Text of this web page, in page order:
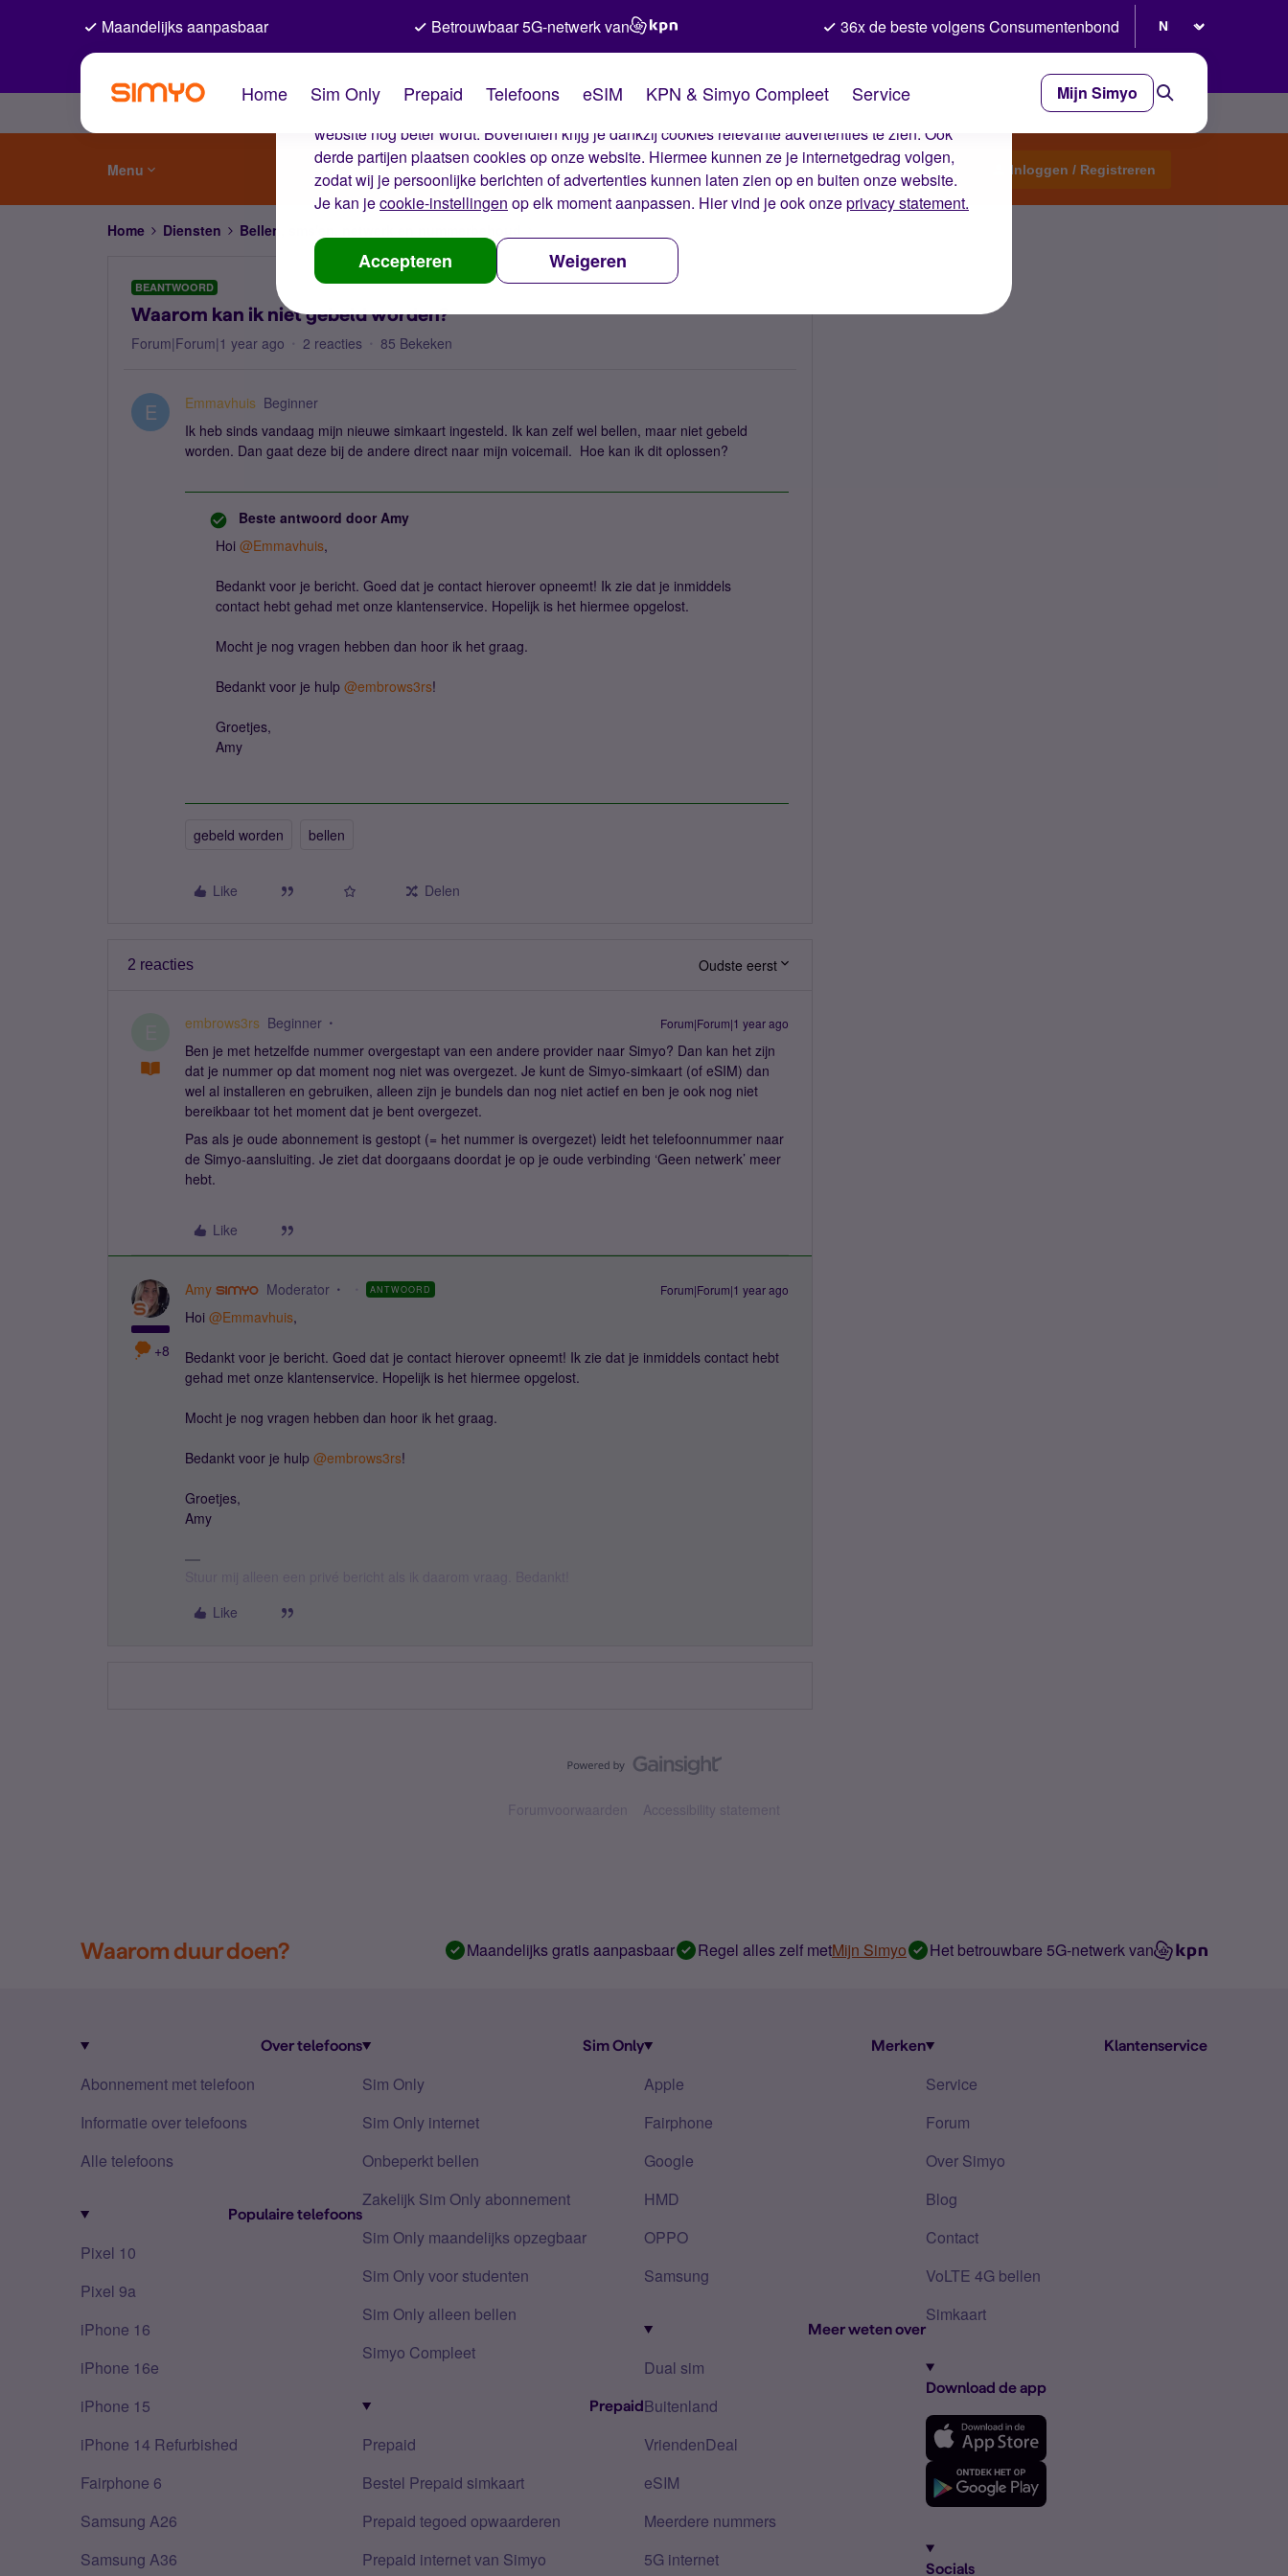
De cookies van Simyo
Wij gebruiken cookies op onze website. Met deze cookies zorgen wij ervoor dat je ervaring op de
website nog beter wordt. Bovendien krijg je dankzij cookies relevante advertenties te zien. Ook
derde partijen plaatsen cookies op onze website. Hiermee kunnen ze je internetgedrag volgen,
zodat wij je persoonlijke berichten of advertenties kunnen laten zien op en buiten onze website.
Je kan jecookie-instellingen op elk moment aanpassen. Hier vind je ook onzeprivacy statement.
Accepteren Weigeren
Maandelijks aanpasbaar Betrouwbaar 5G-netwerk van 36x de beste volgens Consumentenbond
Home Sim Only Prepaid Telefoons eSIM KPN & Simyo Compleet Service Mijn Simyo
Menu Start een topic Inloggen / Registreren
Home Diensten Bellen, sms'en, netwerk en nummerbehoud
BEANTWOORD
Waarom kan ik niet gebeld worden?
Forum|Forum|1 year ago 2 reacties 85 Bekeken
E Emmavhuis Beginner
Ik heb sinds vandaag mijn nieuwe simkaart ingesteld. Ik kan zelf wel bellen, maar niet gebeld
worden. Dan gaat deze bij de andere direct naar mijn voicemail. Hoe kan ik dit oplossen?
Beste antwoord door Amy
Hoi @Emmavhuis,
Bedankt voor je bericht. Goed dat je contact hierover opneemt! Ik zie dat je inmiddels
contact hebt gehad met onze klantenservice. Hopelijk is het hiermee opgelost.
Mocht je nog vragen hebben dan hoor ik het graag.
Bedankt voor je hulp @embrows3rs!
Groetjes,
Amy
gebeld worden bellen
Like Delen
2 reacties Oudste eerst
embrows3rs Beginner Forum|Forum|1 year ago
Ben je met hetzelfde nummer overgestapt van een andere provider naar Simyo? Dan kan het zijn
dat je nummer op dat moment nog niet was overgezet. Je kunt de Simyo-simkaart (of eSIM) dan
wel al installeren en gebruiken, alleen zijn je bundels dan nog niet actief en ben je ook nog niet
bereikbaar tot het moment dat je bent overgezet.
Pas als je oude abonnement is gestopt (= het nummer is overgezet) leidt het telefoonnummer naar
de Simyo-aansluiting. Je ziet dat doorgaans doordat je op je oude verbinding ‘Geen netwerk’ meer
hebt.
Like
+8
Amy Moderator ANTWOORD Forum|Forum|1 year ago
Hoi @Emmavhuis,
Bedankt voor je bericht. Goed dat je contact hierover opneemt! Ik zie dat je inmiddels contact hebt
gehad met onze klantenservice. Hopelijk is het hiermee opgelost.
Mocht je nog vragen hebben dan hoor ik het graag.
Bedankt voor je hulp @embrows3rs!
Groetjes,
Amy
Like
Forumvoorwaarden Accessibility statement
Waarom duur doen? Maandelijks gratis aanpasbaar Regel alles zelf metMijn Simyo Het betrouwbare 5G-netwerk van
Over telefoons
Abonnement met telefoon
Informatie over telefoons
Alle telefoons
Populaire telefoons
Pixel 10
Pixel 9a
iPhone 16
iPhone 16e
iPhone 15
iPhone 14 Refurbished
Fairphone 6
Samsung A26
Samsung A36
Sim Only
Sim Only
Sim Only internet
Onbeperkt bellen
Zakelijk Sim Only abonnement
Sim Only maandelijks opzegbaar
Sim Only voor studenten
Sim Only alleen bellen
Simyo Compleet
Prepaid
Prepaid
Bestel Prepaid simkaart
Prepaid tegoed opwaarderen
Prepaid internet van Simyo
Merken
Apple
Fairphone
Google
HMD
OPPO
Samsung
Meer weten over
Dual sim
Buitenland
VriendenDeal
eSIM
Meerdere nummers
5G internet
Klantenservice
Service
Forum
Over Simyo
Blog
Contact
VoLTE 4G bellen
Simkaart
Download de app
Socials